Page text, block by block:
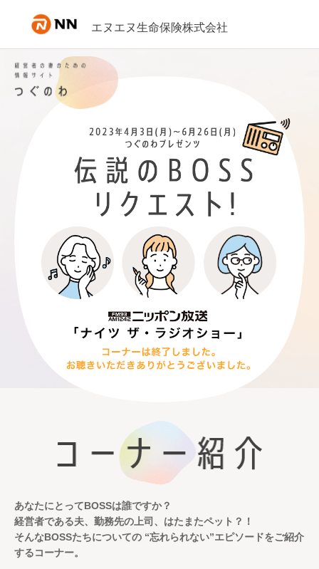
エヌエヌ生命保険株式会社
あなたにとってBOSSは誰ですか？
経営者である夫、勤務先の上司、はたまたペット？！
そんなBOSSたちについての “忘れられない”エピソードをご紹介
するコーナー。